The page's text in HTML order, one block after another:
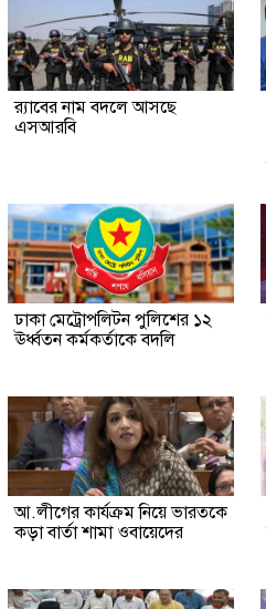
র‍্যাবের নাম বদলে আসছে
এসআরবি
ঢাকা মেট্রোপলিটন পুলিশের ১২
ঊর্ধ্বতন কর্মকর্তাকে বদলি
আ.লীগের কার্যক্রম নিয়ে ভারতকে
কড়া বার্তা শামা ওবায়েদের